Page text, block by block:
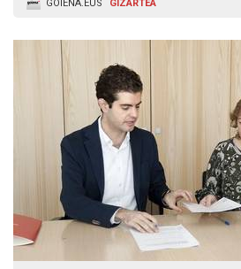
GOIENA.EUS GIZARTEA